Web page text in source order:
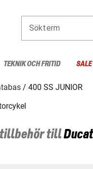
Sökterm
TEKNIK OCH FRITID
400 SS JUNIOR
tillbehör till